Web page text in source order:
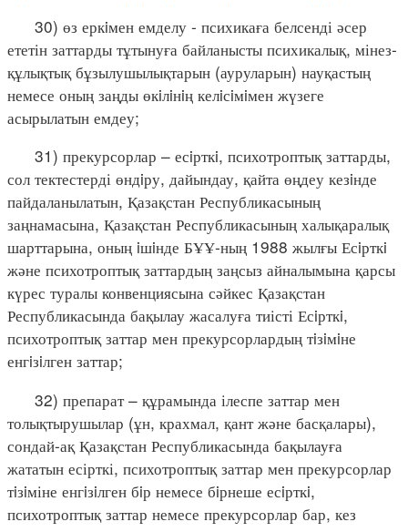
30) өз еркiмен емделу - психикаға белсенді әсер
ететін заттарды тұтынуға байланысты психикалық, мінез-
құлықтық бұзылушылықтарын (ауруларын) науқастың
немесе оның заңды өкiлiнiң келiсiмiмен жүзеге
асырылатын емдеу;
31) прекурсорлар – есiрткi, психотроптық заттарды,
сол тектестерді өндiру, дайындау, қайта өңдеу кезiнде
пайдаланылатын, Қазақстан Республикасының
заңнамасына, Қазақстан Республикасының халықаралық
шарттарына, оның iшiнде БҰҰ-ның 1988 жылғы Есiрткi
және психотроптық заттардың заңсыз айналымына қарсы
күрес туралы конвенциясына сәйкес Қазақстан
Республикасында бақылау жасалуға тиісті Есiрткi,
психотроптық заттар мен прекурсорлардың тiзiмiне
енгiзiлген заттар;
32) препарат – құрамында ілеспе заттар мен
толықтырушылар (ұн, крахмал, қант және басқалары),
сондай-ақ Қазақстан Республикасында бақылауға
жататын есірткі, психотроптық заттар мен прекурсорлар
тiзiміне енгiзiлген бiр немесе бiрнеше есiрткi,
психотроптық заттар немесе прекурсорлар бар, кез